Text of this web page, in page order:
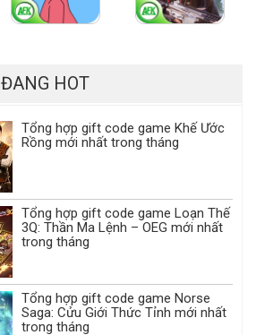
ĐANG HOT
Tổng hợp gift code game Khế Ước
Rồng mới nhất trong tháng
Tổng hợp gift code game Loạn Thế
3Q: Thần Ma Lệnh – OEG mới nhất
trong tháng
Tổng hợp gift code game Norse
Saga: Cửu Giới Thức Tỉnh mới nhất
trong tháng